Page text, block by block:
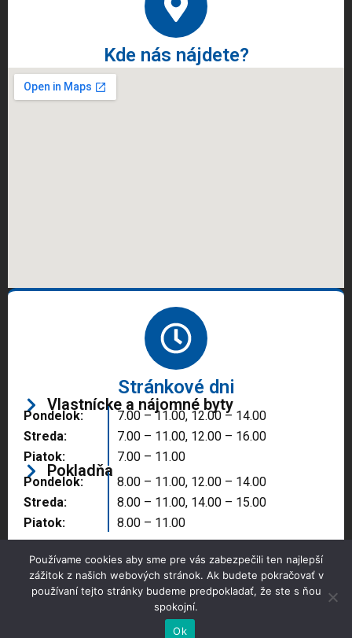
Kde nás nájdete?
Stránkové dni
Vlastnícke a nájomné byty
Pondelok:
Streda:
Piatok:
7.00 – 11.00, 12.00 – 14.00
7.00 – 11.00, 12.00 – 16.00
7.00 – 11.00
Pokladňa
Pondelok:
Streda:
Piatok:
8.00 – 11.00, 12.00 – 14.00
8.00 – 11.00, 14.00 – 15.00
8.00 – 11.00
Copyright © 2025 Správa majetku mesta, n.o.,
Partizánske
Používame cookies aby sme pre vás zabezpečili ten najlepší
zážitok z našich webových stránok. Ak budete pokračovať v
používaní tejto stránky budeme predpokladať, že ste s ňou
spokojní.
Ok